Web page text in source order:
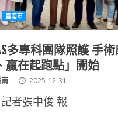
臺南市
多專科團隊照護 手
贏在起跑點」開始
2025-12-31
者張中俊 報